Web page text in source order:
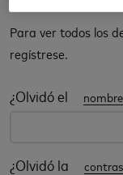
Para ver todos los
regístrese.
¿Olvidó el
¿Olvidó la